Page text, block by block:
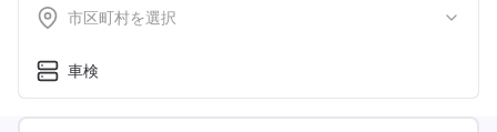
市区町村を選択
車検